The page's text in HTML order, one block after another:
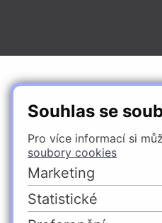
Souhlas se
Pro více informací si
soubory cookies
Marketing
Statistické